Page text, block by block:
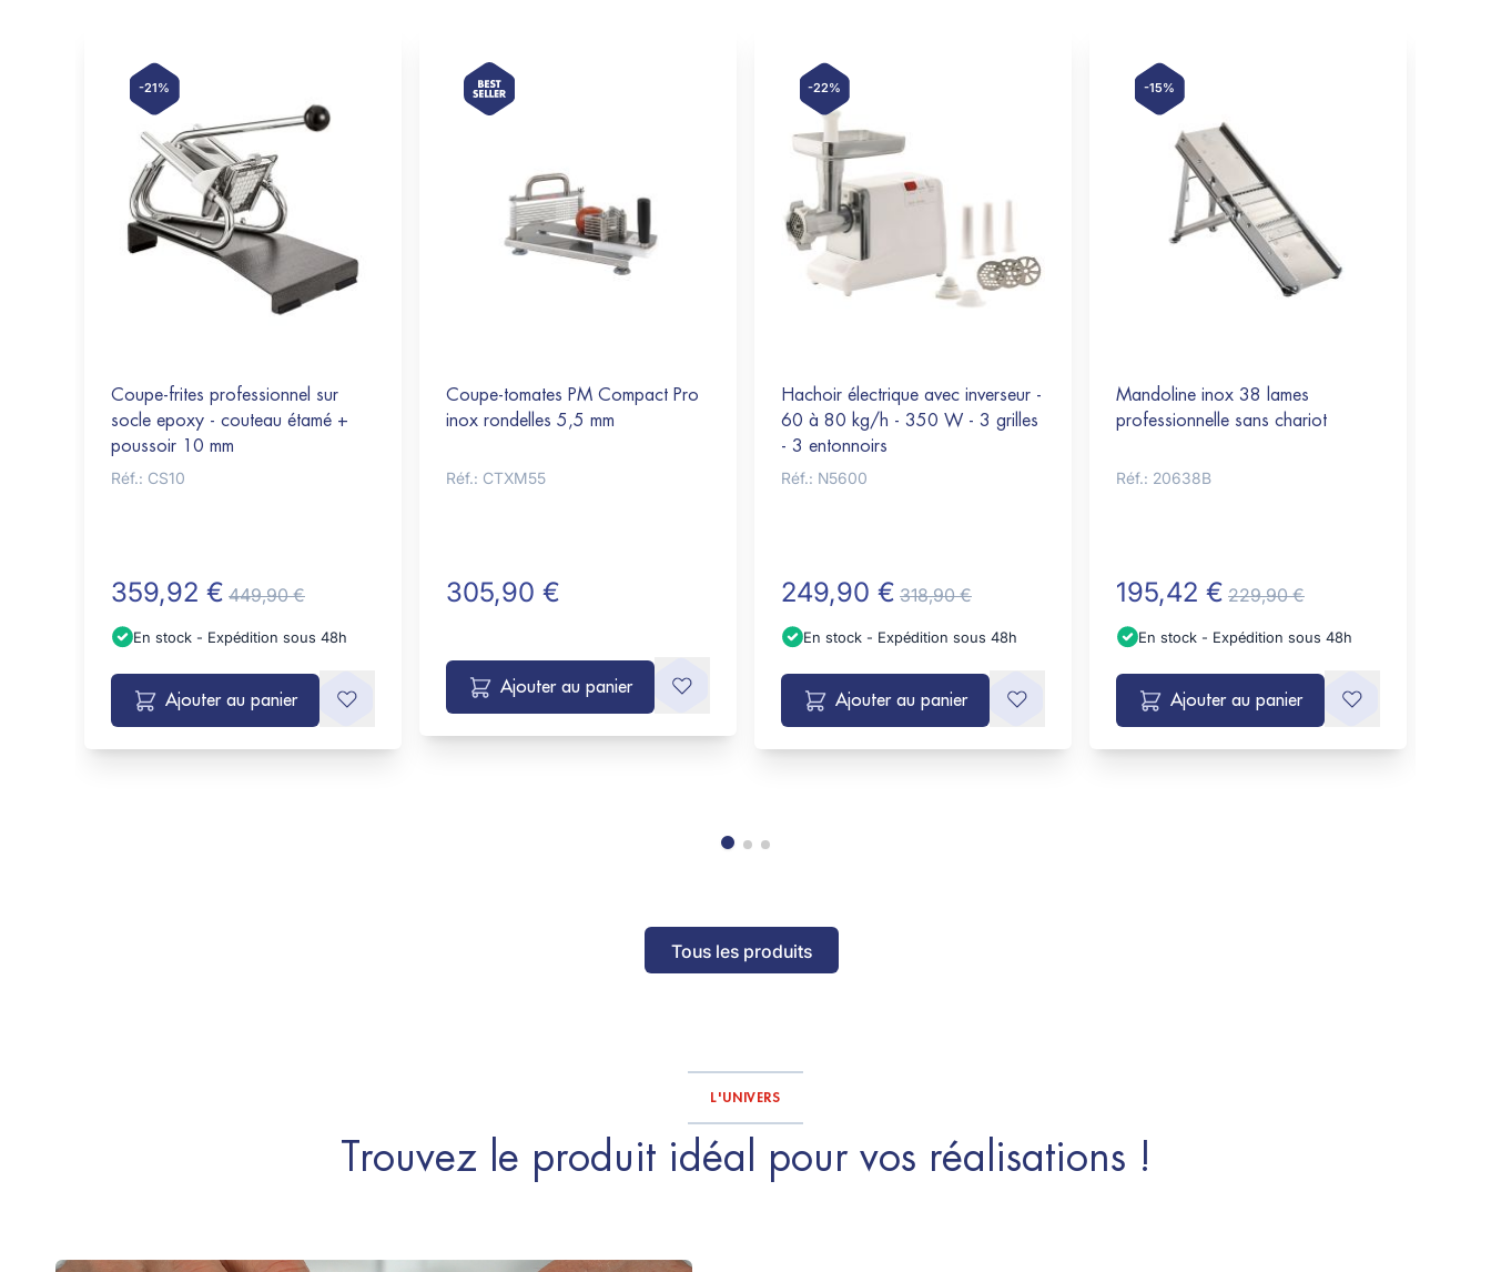
-21%
Coupe-frites professionnel sur
socle epoxy - couteau étamé +
poussoir 10 mm
Réf.: CS10
359,92 € 449,90 €
En stock - Expédition sous 48h
Ajouter au panier
Coupe-tomates PM Compact Pro
inox rondelles 5,5 mm
Réf.: CTXM55
305,90 €
Ajouter au panier
-22%
Hachoir électrique avec inverseur -
60 à 80 kg/h - 350 W - 3 grilles
- 3 entonnoirs
Réf.: N5600
249,90 € 318,90 €
En stock - Expédition sous 48h
Ajouter au panier
-15%
Mandoline inox 38 lames
professionnelle sans chariot
Réf.: 20638B
195,42 € 229,90 €
En stock - Expédition sous 48h
Ajouter au panier
Tous les produits
L'UNIVERS
Trouvez le produit idéal pour vos réalisations !